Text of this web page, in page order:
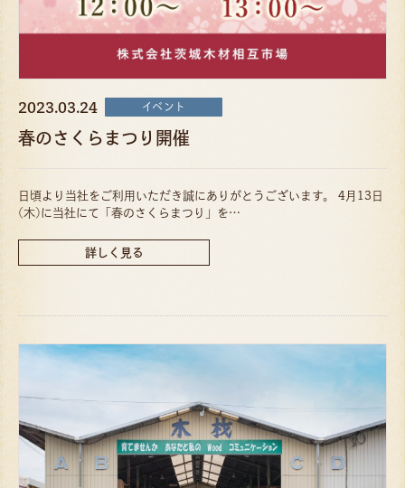
2023.03.24 イベント
春のさくらまつり開催
日頃より当社をご利用いただき誠にありがとうございます。 4月13日
(木)に当社にて「春のさくらまつり」を…
詳しく見る